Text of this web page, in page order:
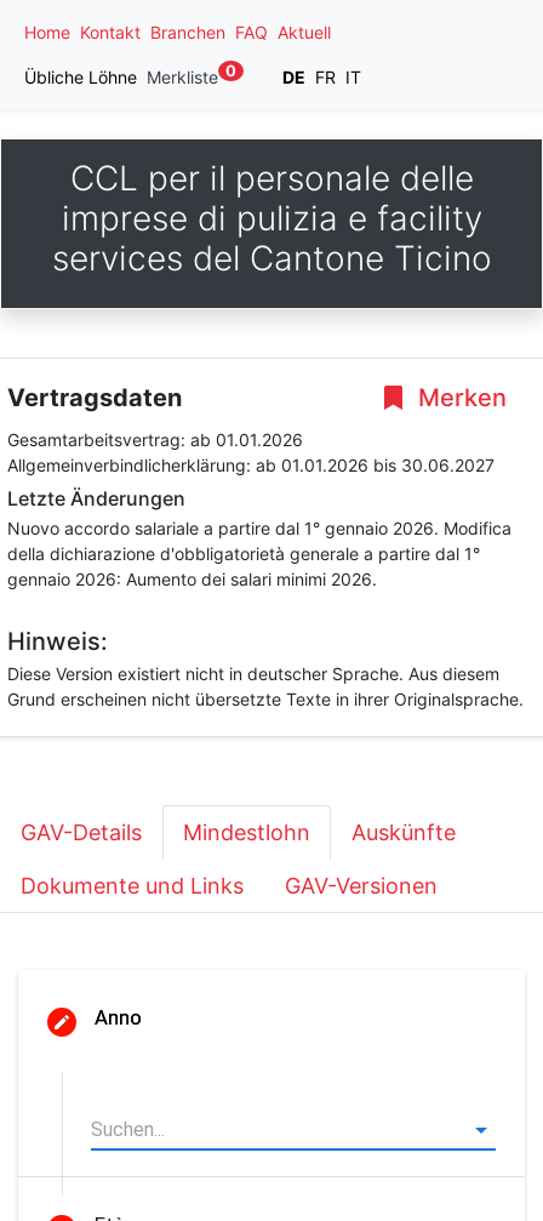
Home Kontakt Branchen FAQ Aktuell
Übliche Löhne Merkliste 0 DE FR IT
CCL per il personale delle
imprese di pulizia e facility
services del Cantone Ticino
Merken
Vertragsdaten
Gesamtarbeitsvertrag: ab 01.01.2026
Allgemeinverbindlicherklärung: ab 01.01.2026 bis 30.06.2027
Letzte Änderungen
Nuovo accordo salariale a partire dal 1° gennaio 2026. Modifica
della dichiarazione d'obbligatorietà generale a partire dal 1°
gennaio 2026: Aumento dei salari minimi 2026.
Hinweis:
Diese Version existiert nicht in deutscher Sprache. Aus diesem
Grund erscheinen nicht übersetzte Texte in ihrer Originalsprache.
GAV-Details Mindestlohn Auskünfte
Dokumente und Links GAV-Versionen
Anno